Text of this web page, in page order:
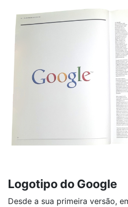
Logotipo do Google
Desde a sua primeira versão,